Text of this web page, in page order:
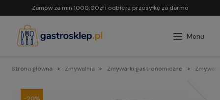
Zamów za min 1000.00zł i odbierz przesyłkę za darmo
Strona główna Zmywalnia Zmywarki gastronomiczne